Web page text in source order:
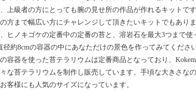
上級者の方にとっても腕の見せ所の作品が作れるキットで
方まで幅広い方にチャレンジして頂きたいキットでもありま
ヒノキゴケの定番中の定番の苔と、溶岩石を最大3つまで使
径約8cmの容器の中にあなただけの景色を作ってみてください
容器を使った苔テラリウムは定番商品となっており、
な苔テラリウムを制作し販売しています。手頃な大きさな
客様にも人気のサイズになっています。